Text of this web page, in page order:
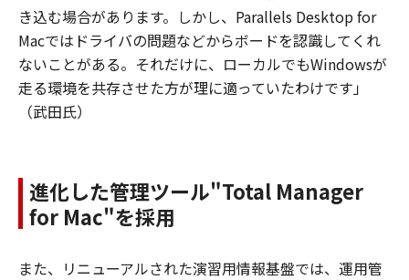
き込む場合があります。しかし、Parallels Desktop for
Macではドライバの問題などからボードを認識してくれ
ないことがある。それだけに、ローカルでもWindowsが
走る環境を共存させた方が理に適っていたわけです」
（武田氏）
進化した管理ツール"Total Manager
for Mac"を採用
また、リニューアルされた演習用情報基盤では、運用管